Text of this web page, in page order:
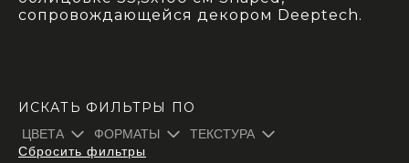
сопровождающейся декором Deeptech.
ИСКАТЬ ФИЛЬТРЫ ПО
ЦВЕТА ФОРМАТЫ
ТЕКСТУРА
Сбросить фильтры